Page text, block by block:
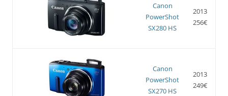
Canon
PowerShot
SX280 HS
2013
256€
Canon
PowerShot
SX270 HS
2013
249€